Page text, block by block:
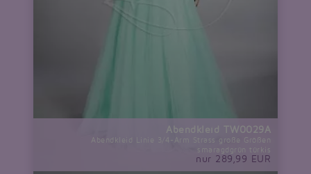
Abendkleid TW0029A
Abendkleid Linie 3/4-Arm Strass große Größen
smaragdgrün türkis
nur 289,99 EUR